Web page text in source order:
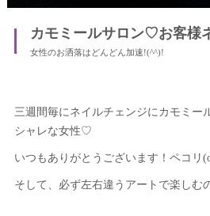
カモミールサロン♡お客様
女性のお洒落はどんどん加速!(^^)!
三週間毎にネイルチェンジにカモミー
シャレな女性♡
いつもありがとうございます！ペコリ
そして、必ず左右違うアートで楽しむ